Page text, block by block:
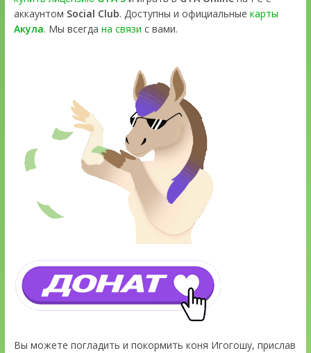
аккаунтом Social Club. Доступны и официальные карты
Акула. Мы всегда на связи с вами.
Вы можете погладить и покормить коня Игогошу, прислав